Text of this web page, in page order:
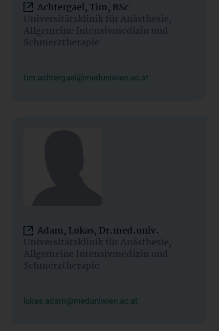
Achtergael, Tim, BSc
Universitätsklinik für Anästhesie,
Allgemeine Intensivmedizin und
Schmerztherapie
tim.achtergael@meduniwien.ac.at
Adam, Lukas, Dr.med.univ.
Universitätsklinik für Anästhesie,
Allgemeine Intensivmedizin und
Schmerztherapie
lukas.adam@meduniwien.ac.at